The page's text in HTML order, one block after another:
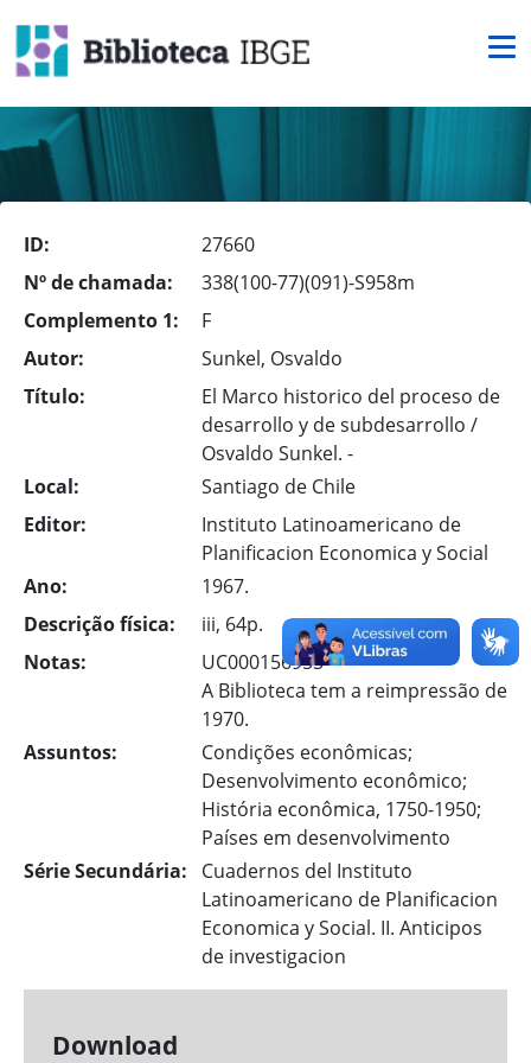
ID:
27660
Nº de chamada:
338(100-77)(091)-S958m
Complemento 1:
F
Autor:
Sunkel, Osvaldo
Título:
El Marco historico del proceso de
desarrollo y de subdesarrollo /
Osvaldo Sunkel. -
Local:
Santiago de Chile
Editor:
Instituto Latinoamericano de
Planificacion Economica y Social
Ano:
1967.
Descrição física:
iii, 64p.
Notas:
UC000156953
A Biblioteca tem a reimpressão de
1970.
Assuntos:
Condições econômicas;
Desenvolvimento econômico;
História econômica, 1750-1950;
Países em desenvolvimento
Série Secundária:
Cuadernos del Instituto
Latinoamericano de Planificacion
Economica y Social. II. Anticipos
de investigacion
Download